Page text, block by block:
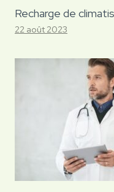
Recharge de
22 août 2023